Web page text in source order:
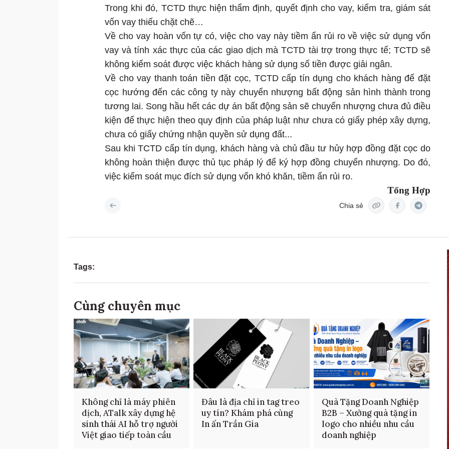
Trong khi đó, TCTD thực hiện thẩm định, quyết định cho vay, kiểm tra, giám sát
vốn vay thiếu chặt chẽ…
Về cho vay hoàn vốn tự có, việc cho vay này tiềm ẩn rủi ro về việc sử dụng vốn
vay và tính xác thực của các giao dịch mà TCTD tài trợ trong thực tế; TCTD sẽ
không kiểm soát được việc khách hàng sử dụng số tiền được giải ngân.
Về cho vay thanh toán tiền đặt cọc, TCTD cấp tín dụng cho khách hàng để đặt
cọc hướng đến các công ty này chuyển nhượng bất động sản hình thành trong
tương lai. Song hầu hết các dự án bất động sản sẽ chuyển nhượng chưa đủ điều
kiện để thực hiện theo quy định của pháp luật như chưa có giấy phép xây dựng,
chưa có giấy chứng nhận quyền sử dụng đất...
Sau khi TCTD cấp tín dụng, khách hàng và chủ đầu tư hủy hợp đồng đặt cọc do
không hoàn thiện được thủ tục pháp lý để ký hợp đồng chuyển nhượng. Do đó,
việc kiểm soát mục đích sử dụng vốn khó khăn, tiềm ẩn rủi ro.
Tổng Hợp
Chia sẻ
Tags:
Cùng chuyên mục
Không chỉ là máy phiên
dịch, ATalk xây dựng hệ
sinh thái AI hỗ trợ người
Việt giao tiếp toàn cầu
Đâu là địa chỉ in tag treo
uy tín? Khám phá cùng
In ấn Trần Gia
Quà Tặng Doanh Nghiệp
B2B – Xưởng quà tặng in
logo cho nhiều nhu cầu
doanh nghiệp